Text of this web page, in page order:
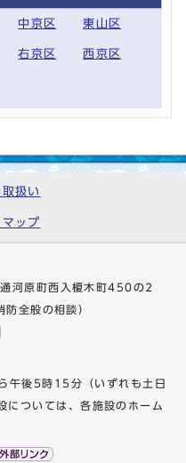
中京区 東山区
右京区 西京区
扱い
ップ
河原町西入榎木町450の2
防全般の相談）
午後5時15分（いずれも土日
については、各施設のホーム